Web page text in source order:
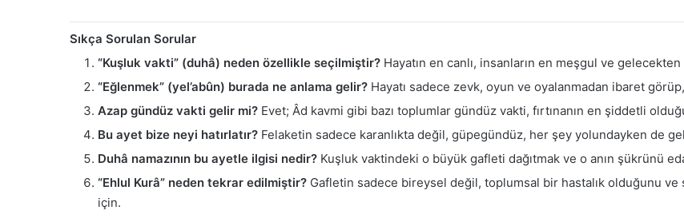
Sıkça Sorulan Sorular
“Kuşluk vakti” (duhâ) neden özellikle seçilmiştir? Hayatın en canlı, insanların en meşgul ve
“Eğlenmek” (yel’abûn) burada ne anlama gelir? Hayatı sadece zevk, oyun ve oyalanmadan ibaret
Azap gündüz vakti gelir mi? Evet; Âd kavmi gibi bazı toplumlar gündüz vakti, fırtınanın en şiddetli
Bu ayet bize neyi hatırlatır? Felaketin sadece karanlıkta değil, güpegündüz, her şey yolundayken de
Duhâ namazının bu ayetle ilgisi nedir? Kuşluk vaktindeki o büyük gafleti dağıtmak ve o anın şükrünü
“Ehlul Kurâ” neden tekrar edilmiştir? Gafletin sadece bireysel değil, toplumsal bir hastalık olduğunu ve
için.